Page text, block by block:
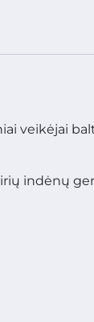
veikėjai
indėnų